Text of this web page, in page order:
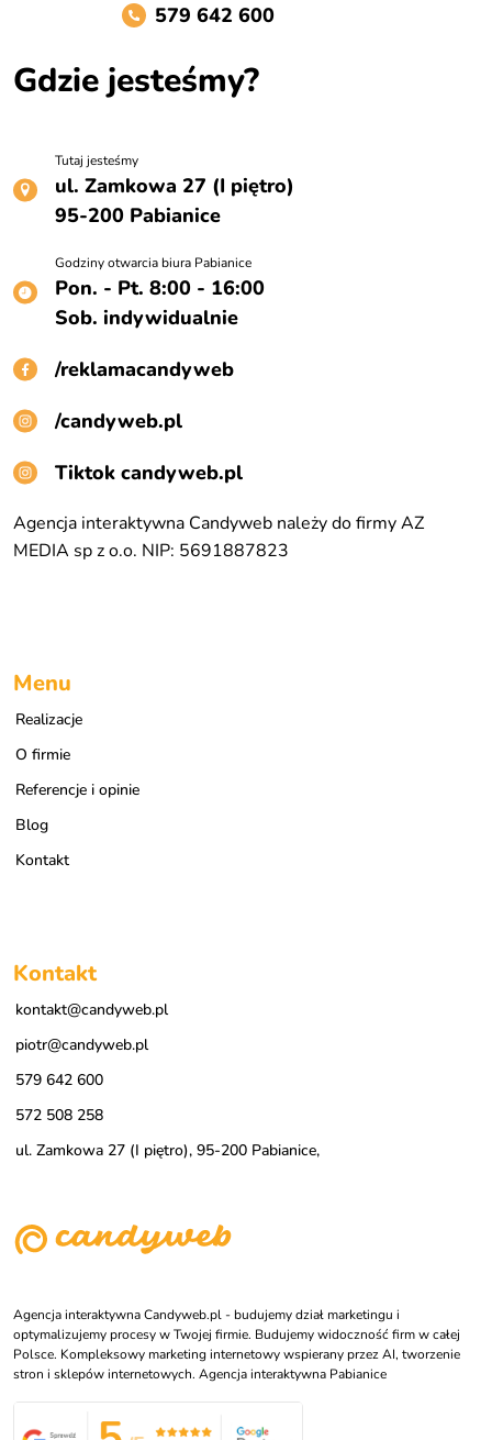
579 642 600
Gdzie jesteśmy?
Tutaj jesteśmy
ul. Zamkowa 27 (I piętro)
95-200 Pabianice
Godziny otwarcia biura Pabianice
Pon. - Pt. 8:00 - 16:00
Sob. indywidualnie
/reklamacandyweb
/candyweb.pl
Tiktok candyweb.pl
Agencja interaktywna Candyweb należy do firmy AZ
MEDIA sp z o.o. NIP: 5691887823
Menu
Realizacje
O firmie
Referencje i opinie
Blog
Kontakt
Kontakt
kontakt@candyweb.pl
piotr@candyweb.pl
579 642 600
572 508 258
ul. Zamkowa 27 (I piętro), 95-200 Pabianice,
Agencja interaktywna Candyweb.pl - budujemy dział marketingu i
optymalizujemy procesy w Twojej firmie. Budujemy widoczność firm w całej
Polsce. Kompleksowy marketing internetowy wspierany przez AI, tworzenie
stron i sklepów internetowych. Agencja interaktywna Pabianice